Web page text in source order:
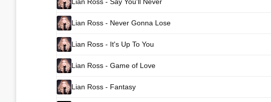
Lian Ross - Say You'll Never
Lian Ross - Never Gonna Lose
Lian Ross - It's Up To You
Lian Ross - Game of Love
Lian Ross - Fantasy